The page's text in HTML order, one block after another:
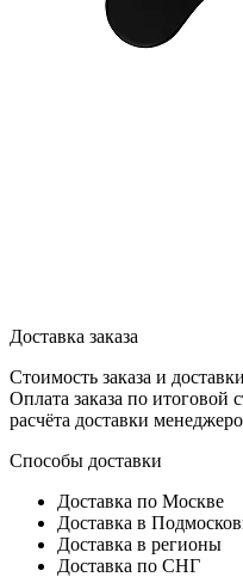
Доставка заказа
Стоимость заказа и
Оплата заказа по итоговой
расчёта доставки
Способы доставки
Доставка по Москве
Доставка в
Доставка в регионы
Доставка по СНГ